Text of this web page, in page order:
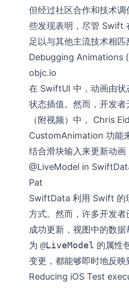
但经过社区合作和技术
些发现表明，尽管 Swift
足以与其他主流技术相匹
Debugging Animations
objc.io
在 SwiftUI 中，动画由状
状态插值。然而，开发
（附视频）中， Chris
CustomAnimation 功能
结合滑块输入来更新动画
@LiveModel in
Pat
SwiftData 利用 Swift 的
方式。然而，许多开发
成功更新，视图中的数
为 @LiveModel 的属性
变更，都能够即时地反映
Reducing iOS Test